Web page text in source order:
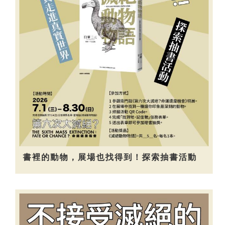
書裡的動物，展場也找得到！探索抽書活動